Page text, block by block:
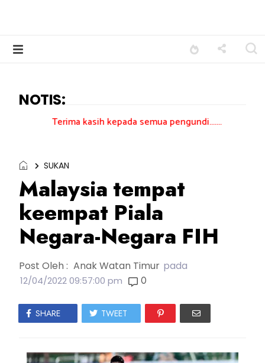
NOTIS:
kasih kepada semua pengundi.......
SUKAN
Malaysia tempat
keempat Piala
Negara-Negara FIH
Post Oleh : Anak Watan Timur pada
12/04/2022 09:57:00 pm 0
SHARE TWEET